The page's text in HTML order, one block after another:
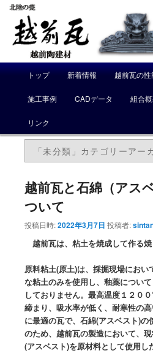
メ
ュ
メ
イ
ン
コ
ン
テ
へ
移
動
サ
ブ
コ
ン
テ
ン
移
動
トップ 新着情報 越前瓦の性
施工事例 CADデータ 組合
リンク
「未分類 」カテゴリーアー
越前瓦と石綿（アス
ついて
投稿日時:2022年3月7日 投稿者:
越前瓦は、粘土を焼成して作る焼
原料粘土(原土)は、採掘現場にお
な粘土のみを使用し、釉薬につい
しておりません。最高温度１２０
締まり、吸水率が低く、耐寒性の
に最適の瓦で、石綿(アスベスト)の
のため、越前瓦の製造において、
(アスベスト)を原材料として使用し